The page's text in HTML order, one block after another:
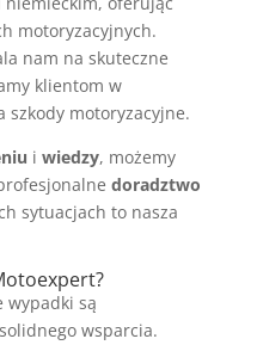
motoryzacyjnych.
nam na skuteczne
klientom w
szkody motoryzacyjne.
i wiedzy, możemy
doradztwo
sytuacjach to nasza
wypadki są
wsparcia.